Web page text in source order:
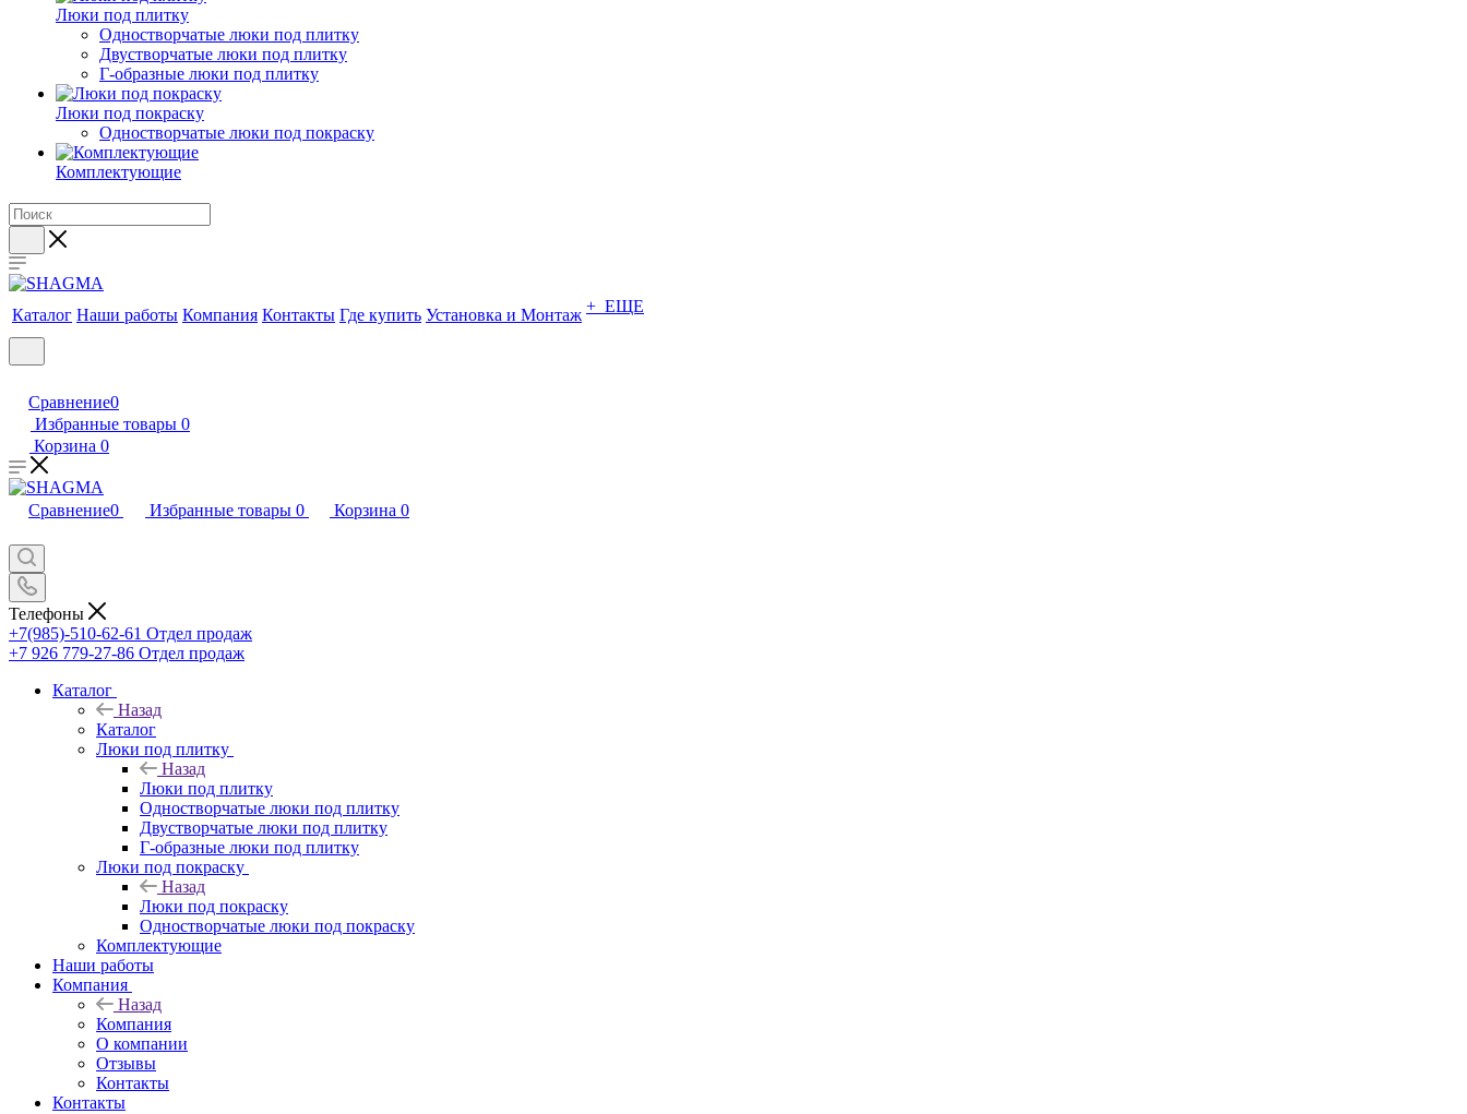
Люки под плитку
Одностворчатые люки под плитку
Двустворчатые люки под плитку
Г-образные люки под плитку
Люки под покраску
Одностворчатые люки под покраску
Комплектующие
Каталог Наши работы Компания Контакты Где купить Установка и Монтаж + ЕЩЕ
Сравнение0
Избранные товары 0
Корзина 0
Сравнение0 Избранные товары 0 Корзина 0
Телефоны
+7(985)-510-62-61 Отдел продаж
‪+7 926 779-27-86‬ Отдел продаж
Каталог
Назад
Каталог
Люки под плитку
Назад
Люки под плитку
Одностворчатые люки под плитку
Двустворчатые люки под плитку
Г-образные люки под плитку
Люки под покраску
Назад
Люки под покраску
Одностворчатые люки под покраску
Комплектующие
Наши работы
Компания
Назад
Компания
О компании
Отзывы
Контакты
Контакты